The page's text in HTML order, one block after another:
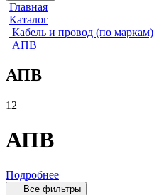
Главная
Каталог
Кабель и провод (по маркам)
АПВ
АПВ
12
АПВ
Подробнее
Все фильтры